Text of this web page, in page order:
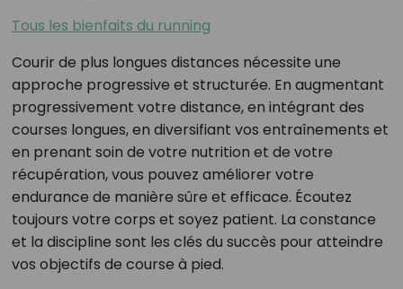
Tous les bienfaits du running
Courir de plus longues distances nécessite une
approche progressive et structurée. En augmentant
progressivement votre distance, en intégrant des
courses longues, en diversifiant vos entraînements et
en prenant soin de votre nutrition et de votre
récupération, vous pouvez améliorer votre
endurance de manière sûre et efficace. Écoutez
toujours votre corps et soyez patient. La constance
et la discipline sont les clés du succès pour atteindre
vos objectifs de course à pied.